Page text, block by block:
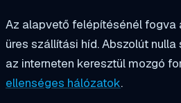
Az alapvető felépítésénél fogva
üres szállítási híd. Abszolút
az interneten keresztül mozgó
ellenséges hálózatok.